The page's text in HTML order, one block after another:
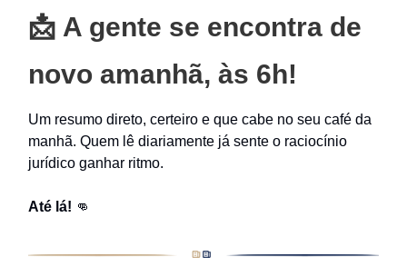
📩 A gente se encontra de
novo amanhã, às 6h!
Um resumo direto, certeiro e que cabe no seu café da
manhã. Quem lê diariamente já sente o raciocínio
jurídico ganhar ritmo.
Até lá! 👊